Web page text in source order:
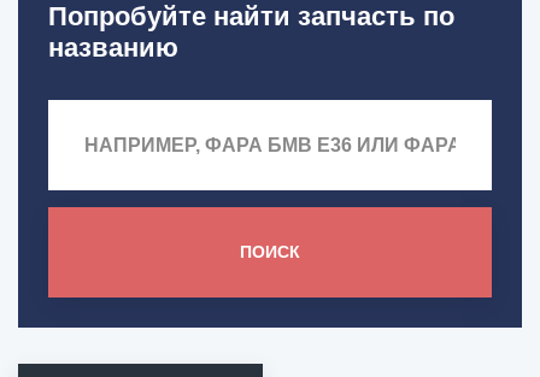
Попробуйте найти запчасть по
названию
ПОИСК